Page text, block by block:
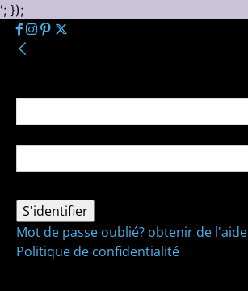
'; });
Mot de passe oublié? obtenir de l'aide
Politique de confidentialité